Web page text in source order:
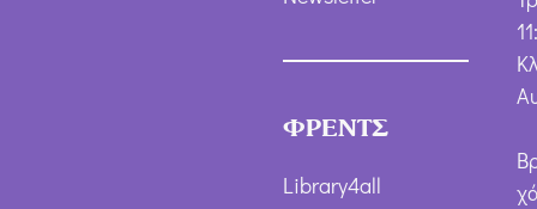
ΦΡΕΝΤΣ
Library4all